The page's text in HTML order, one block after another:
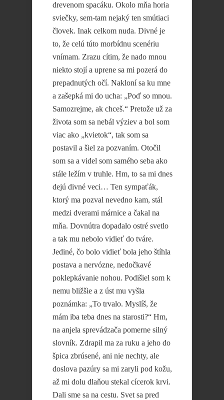
drevenom spacáku. Okolo mňa horia
sviečky, sem-tam nejaký ten smútiaci
človek. Inak celkom nuda. Divné je
to, že celú túto morbídnu scenériu
vnímam. Zrazu cítim, že nado mnou
niekto stojí a uprene sa mi pozerá do
prepadnutých očí. Nakloní sa ku mne
a zašepká mi do ucha: „Poď so mnou.
Samozrejme, ak chceš.“ Pretože už za
života som sa nebál výziev a bol som
viac ako „kvietok“, tak som sa
postavil a šiel za pozvaním. Otočil
som sa a videl som samého seba ako
stále ležím v truhle. Hm, to sa mi dnes
dejú divné veci… Ten sympaťák,
ktorý ma pozval nevedno kam, stál
medzi dverami márnice a čakal na
mňa. Dovnútra dopadalo ostré svetlo
a tak mu nebolo vidieť do tváre.
Jediné, čo bolo vidieť bola jeho štíhla
postava a nervózne, nedočkavé
poklepkávanie nohou. Podišiel som k
nemu bližšie a z úst mu vyšla
poznámka: „To trvalo. Myslíš, že
mám iba teba dnes na starosti?“ Hm,
na anjela sprevádzača pomerne silný
slovník. Zdrapil ma za ruku a jeho do
špica zbrúsené, ani nie nechty, ale
doslova pazúry sa mi zaryli pod kožu,
až mi dolu dlaňou stekal cícerok krvi.
Dali sme sa na cestu. Svet sa pred